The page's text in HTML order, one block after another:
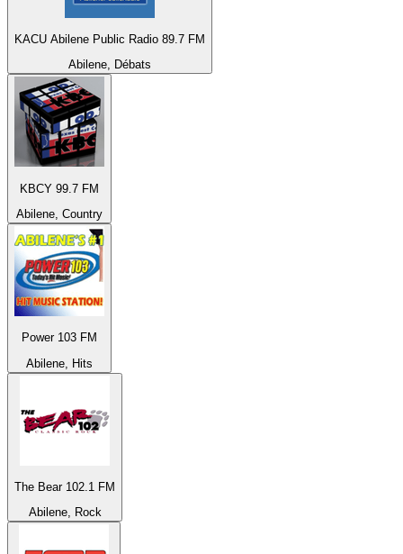
KACU Abilene Public Radio 89.7 FM
Abilene, Débats
KBCY 99.7 FM
Abilene, Country
Power 103 FM
Abilene, Hits
The Bear 102.1 FM
Abilene, Rock